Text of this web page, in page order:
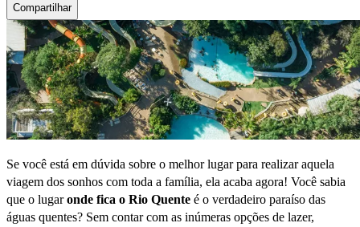
Compartilhar
Se você está em dúvida sobre o melhor lugar para realizar aquela
viagem dos sonhos com toda a família, ela acaba agora! Você sabia
que o lugaronde fica o Rio Quente é o verdadeiro paraíso das
águas quentes? Sem contar com as inúmeras opções de lazer,